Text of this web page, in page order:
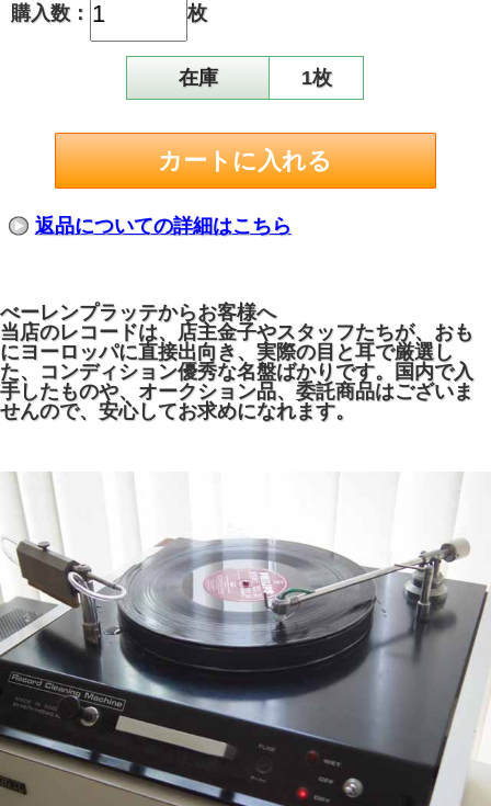
購入数： 枚
在庫 1枚
返品についての詳細はこちら
べーレンプラッテからお客様へ
当店のレコードは、店主金子やスタッフたちが、おも
にヨーロッパに直接出向き、実際の目と耳で厳選し
た、コンディション優秀な名盤ばかりです。国内で入
手したものや、オークション品、委託商品はございま
せんので、安心してお求めになれます。